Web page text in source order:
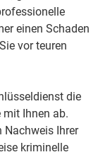
einen Schaden
vor teuren
die
mit Ihnen ab.
Nachweis Ihrer
kriminelle